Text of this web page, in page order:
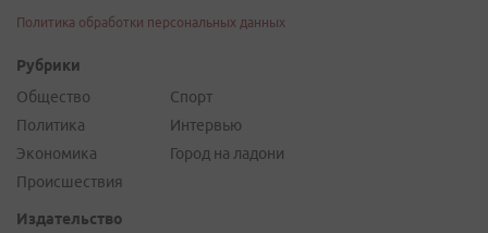
Политика обработки персональных данных
Рубрики
Общество
Политика
Экономика
Происшествия
Спорт
Интервью
Город на ладони
Издательство